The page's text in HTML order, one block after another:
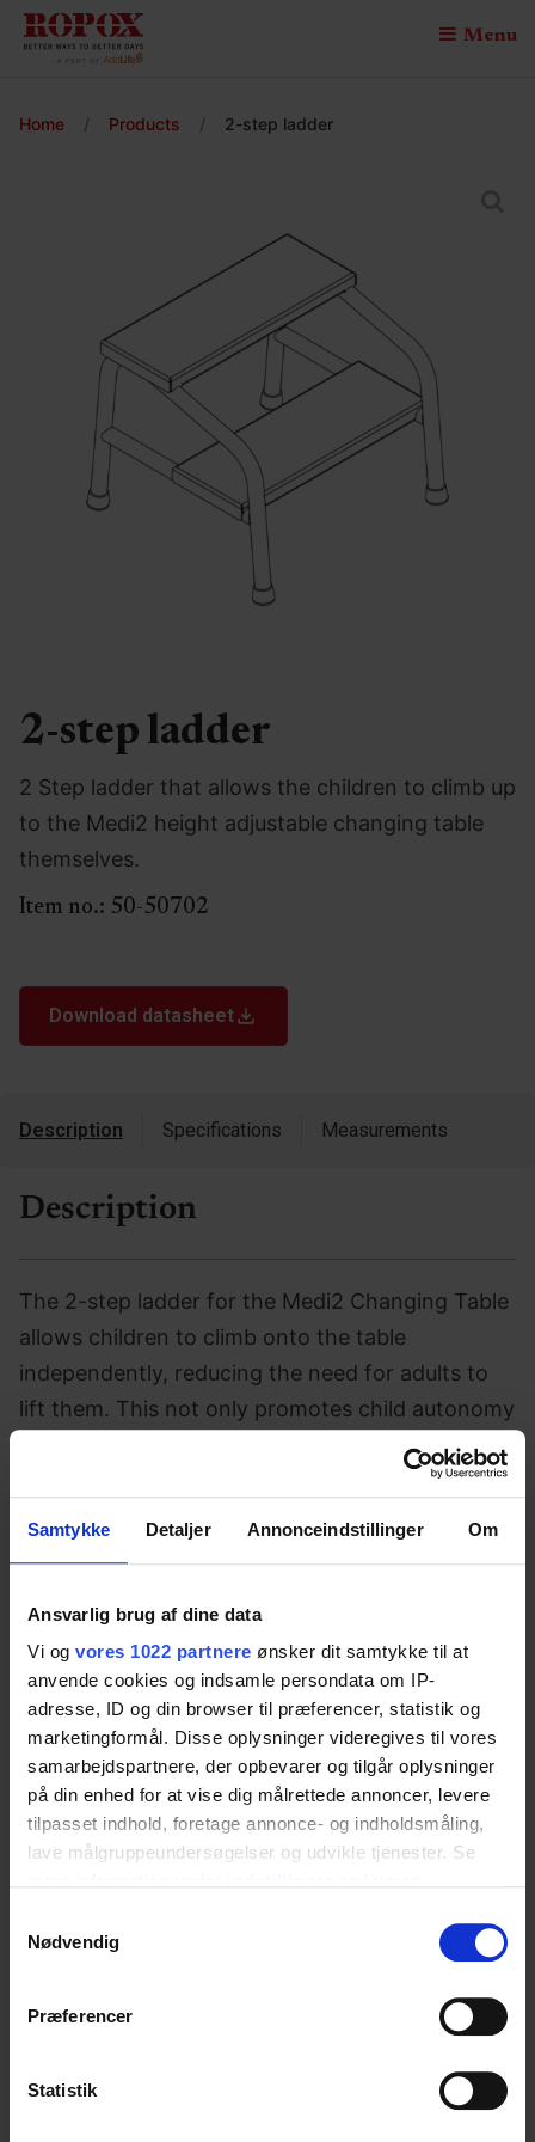
Samtykke Detaljer Annonceindstillinger Om
Ansvarlig brug af dine data
Vi og vores 1022 partnere ønsker dit samtykke til at
anvende cookies og indsamle persondata om IP-
adresse, ID og din browser til præferencer, statistik og
marketingformål. Disse oplysninger videregives til vores
samarbejdspartnere, der opbevarer og tilgår oplysninger
på din enhed for at vise dig målrettede annoncer, levere
tilpasset indhold, foretage annonce- og indholdsmåling,
lave målgruppeundersøgelser og udvikle tjenester. Se
tilbage eller ændre indstillinger fra vores
"Cookiedeklaration", eller ved at trykke på "Privacy
Indsamle præcise oplysninger om din placering,
Nødvendig
Præferencer
Statistik
Menu
Home / Products / 2-step ladder
2-step ladder
2 Step ladder that allows the children to climb up
to the Medi2 height adjustable changing table
themselves.
Item no.: 50-50702
Download datasheet
Description Specifications Measurements
Description
The 2-step ladder for the Medi2 Changing Table
allows children to climb onto the table
independently, reducing the need for adults to
lift them. This not only promotes child autonomy
but also significantly improves working
conditions for caregivers, minimizing strain and
With its sturdy construction, the ladder provides
a stable and secure way for children to access
the table. Its compact, well-designed form fits
neatly beside the changing table, combining
safety, convenience, and efficiency in one
practical accessory.